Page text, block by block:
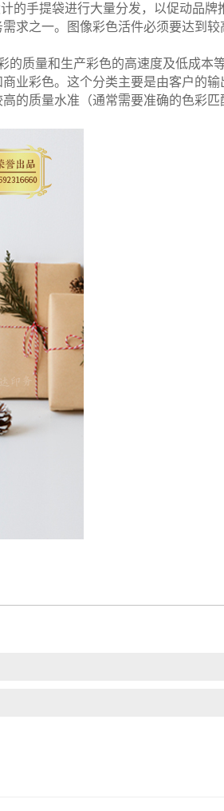
的手提袋进行大量分发，以促动品牌
求之一。图像彩色活件必须要达到
质量和生产彩色的高速度及低成本
业彩色。这个分类主要是由客户的
的质量水准（通常需要准确的色彩